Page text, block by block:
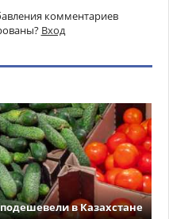
комментариев
Вход
в Казахстане